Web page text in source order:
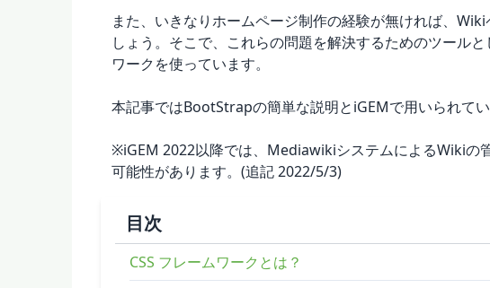
また、いきなりホームページ制作の経験が無ければ、
しょう。そこで、これらの問題を解決するためのツール
ワークを使っています。
本記事ではBootStrapの簡単な説明とiGEMで用いられて
※iGEM 2022以降では、MediawikiシステムによるWikiの
可能性があります。(追記 2022/5/3)
目次
CSS フレームワークとは？